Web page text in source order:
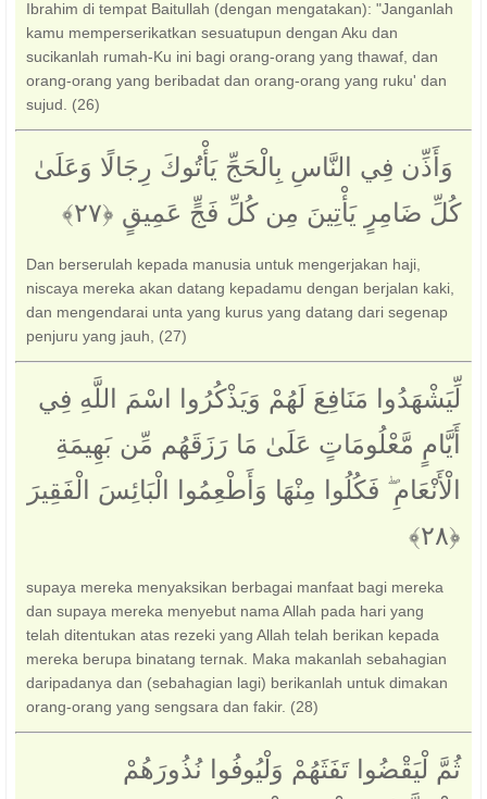
Ibrahim di tempat Baitullah (dengan mengatakan): "Janganlah
kamu memperserikatkan sesuatupun dengan Aku dan
sucikanlah rumah-Ku ini bagi orang-orang yang thawaf, dan
orang-orang yang beribadat dan orang-orang yang ruku' dan
sujud. (26)
‏ وَأَذِّن فِي النَّاسِ بِالْحَجِّ يَأْتُوكَ رِجَالًا وَعَلَىٰ
كُلِّ ضَامِرٍ يَأْتِينَ مِن كُلِّ فَجٍّ عَمِيقٍ ‎﴿٢٧﴾‏
Dan berserulah kepada manusia untuk mengerjakan haji,
niscaya mereka akan datang kepadamu dengan berjalan kaki,
dan mengendarai unta yang kurus yang datang dari segenap
penjuru yang jauh, (27)
لِّيَشْهَدُوا مَنَافِعَ لَهُمْ وَيَذْكُرُوا اسْمَ اللَّهِ فِي
أَيَّامٍ مَّعْلُومَاتٍ عَلَىٰ مَا رَزَقَهُم مِّن بَهِيمَةِ
الْأَنْعَامِ ۖ فَكُلُوا مِنْهَا وَأَطْعِمُوا الْبَائِسَ الْفَقِيرَ
supaya mereka menyaksikan berbagai manfaat bagi mereka
dan supaya mereka menyebut nama Allah pada hari yang
telah ditentukan atas rezeki yang Allah telah berikan kepada
mereka berupa binatang ternak. Maka makanlah sebahagian
daripadanya dan (sebahagian lagi) berikanlah untuk dimakan
orang-orang yang sengsara dan fakir. (28)
ثُمَّ لْيَقْضُوا تَفَثَهُمْ وَلْيُوفُوا نُذُورَهُمْ